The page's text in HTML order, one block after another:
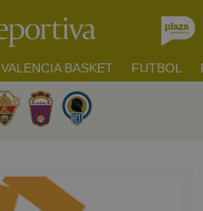
VALENCIA BASKET FUTBOL